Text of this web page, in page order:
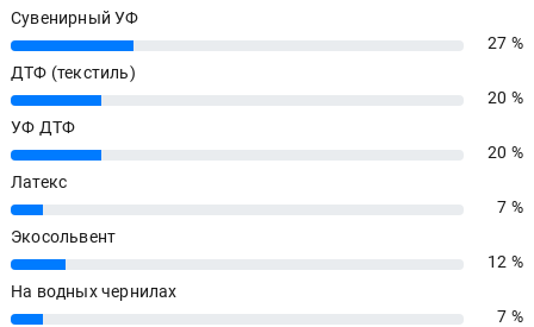
Сувенирный УФ
27%
27 %
ДТФ (текстиль)
20%
20 %
УФ ДТФ
20%
20 %
Латекс
7%
7 %
Экосольвент
12%
12 %
На водных чернилах
7%
7 %